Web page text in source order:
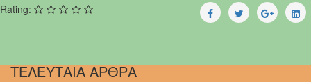
Rating:
ΤΕΛΕΥΤΑΙΑ ΑΡΘΡΑ